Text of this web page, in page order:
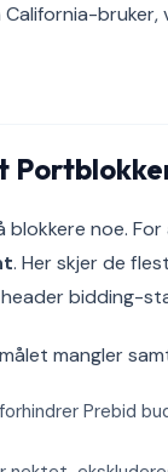
bruker,
noe. For
. Her skjer de
bidding-
mangler
Prebid